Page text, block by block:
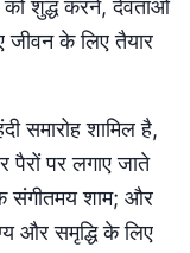
शुद्ध करने, देवताओं
के लिए तैयार
समारोह शामिल है,
पैरों पर लगाए जाते
संगीतमय शाम; और
और समृद्धि के लिए